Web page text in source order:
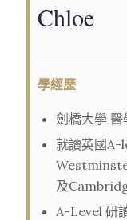
Chloe
學經歷
劍橋大學 醫
就讀英國A-
及
A-Level 研